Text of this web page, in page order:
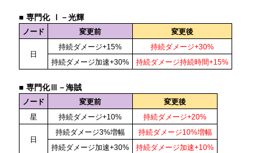
■ 専門化 Ⅰ－光輝
ノード 変更前 変更後
日
持続ダメージ+15%
持続ダメージ+30%
持続ダメージ加速+30%
持続ダメージ持続時間+15%
■ 専門化Ⅲ－海賊
ノード 変更前
変更後
星
持続ダメージ+10% 持続ダメージ+20%
日
持続ダメージ3%増幅
持続ダメージ10%増幅
持続ダメージ加速+30%
持続ダメージ加速+10%